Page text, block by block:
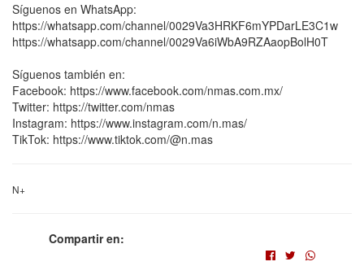
Síguenos en WhatsApp:
https://whatsapp.com/channel/0029Va3HRKF6mYPDarLE3C1w
https://whatsapp.com/channel/0029Va6iWbA9RZAaopBolH0T
Síguenos también en:
Facebook: https://www.facebook.com/nmas.com.mx/
Twitter: https://twitter.com/nmas
Instagram: https://www.instagram.com/n.mas/
TikTok: https://www.tiktok.com/@n.mas
N+
Compartir en: